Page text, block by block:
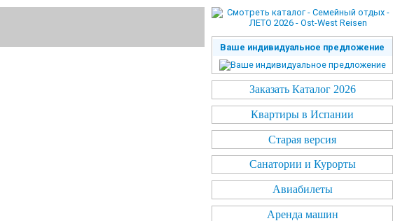
Ваше индивидуальное предложение
Заказать Каталог 2026
Квартиры в Испании
Старая версия
Санатории и Курорты
Авиабилеты
Аренда машин